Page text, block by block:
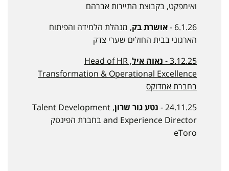
ואימפקט, בקבוצת התיירות אברהם
6.1.26 -
אושרת בק, מנהלת הלמידה והפיתוח
הארגוני בבית החולים שערי צדק
3.12.25 -
נאוה איל , Head of HR
Transformation & Operational Excellence
בחברת אמדוקס
24.11.25 -
נטע גור שרון , Talent Development
and Experience Director בחברת הפינטק
eToro